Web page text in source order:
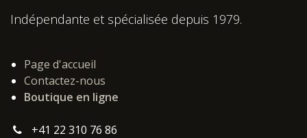
Indépendante et spécialisée depuis 1979.
Page d'accueil
Contactez-nous
Boutique en ligne
+41 22 310 76 86